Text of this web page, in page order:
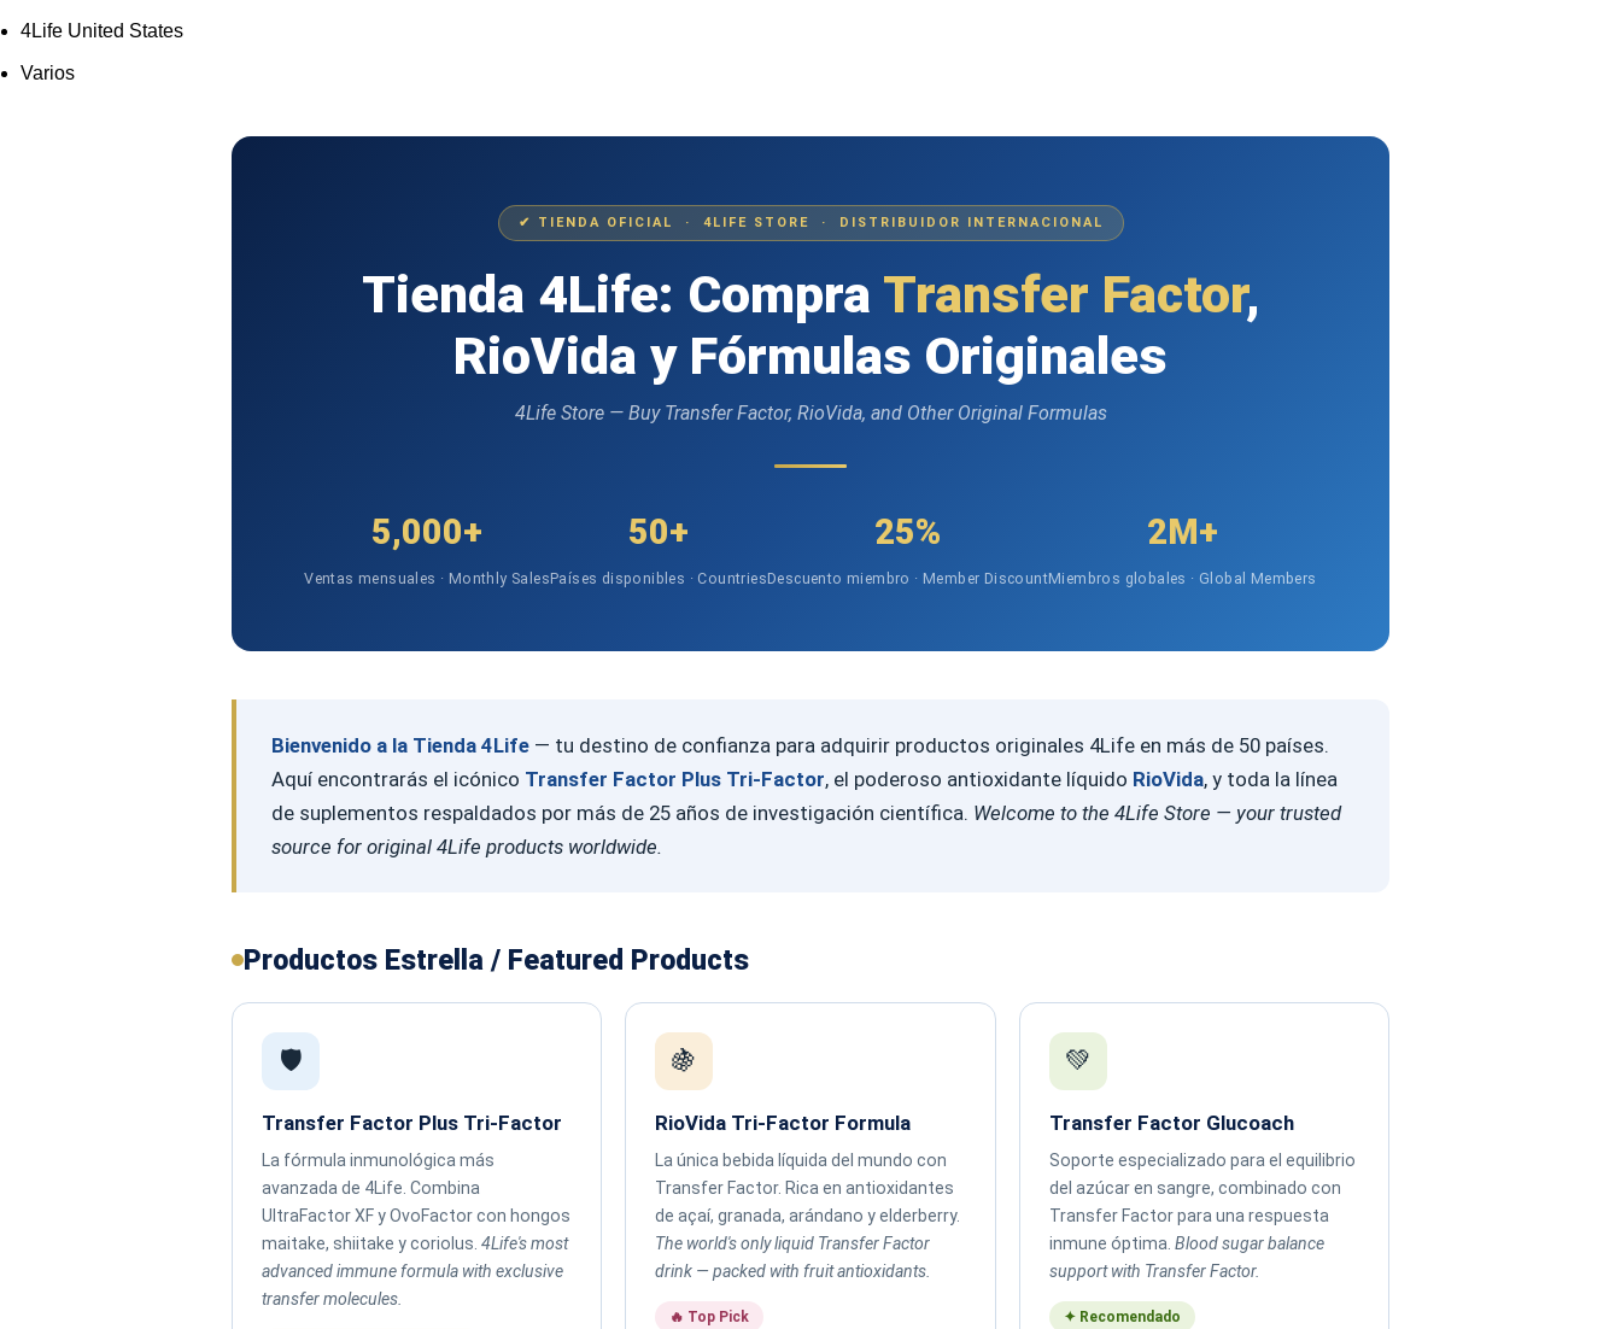
4Life United States
Varios
✔ TIENDA OFICIAL · 4LIFE STORE · DISTRIBUIDOR INTERNACIONAL
Tienda 4Life: Compra Transfer Factor,
RioVida y Fórmulas Originales
4Life Store — Buy Transfer Factor, RioVida, and Other Original Formulas
5,000+
Ventas mensuales · Monthly Sales
50+
Países disponibles · Countries
25%
Descuento miembro · Member Discount
2M+
Miembros globales · Global Members
Bienvenido a la Tienda 4Life— tu destino de confianza para adquirir productos originales 4Life en más de 50 países.
Aquí encontrarás el icónico Transfer Factor Plus Tri-Factor, el poderoso antioxidante líquido RioVida, y toda la línea
de suplementos respaldados por más de 25 años de investigación científica. Welcome to the 4Life Store — your trusted
source for original 4Life products worldwide.
Productos Estrella / Featured Products
🛡️
Transfer Factor Plus Tri-Factor
La fórmula inmunológica más
avanzada de 4Life. Combina
UltraFactor XF y OvoFactor con hongos
maitake, shiitake y coriolus. 4Life's most
advanced immune formula with exclusive
transfer molecules.
🍇
RioVida Tri-Factor Formula
La única bebida líquida del mundo con
Transfer Factor. Rica en antioxidantes
de açaí, granada, arándano y elderberry.
The world's only liquid Transfer Factor
drink — packed with fruit antioxidants.
🔥 Top Pick
💚
Transfer Factor Glucoach
Soporte especializado para el equilibrio
del azúcar en sangre, combinado con
Transfer Factor para una respuesta
inmune óptima. Blood sugar balance
support with Transfer Factor.
✦ Recomendado